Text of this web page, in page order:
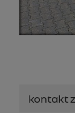
kontakt